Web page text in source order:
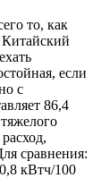
то, как
Китайский
если
с
86,4
сравнения:
кВтч/100